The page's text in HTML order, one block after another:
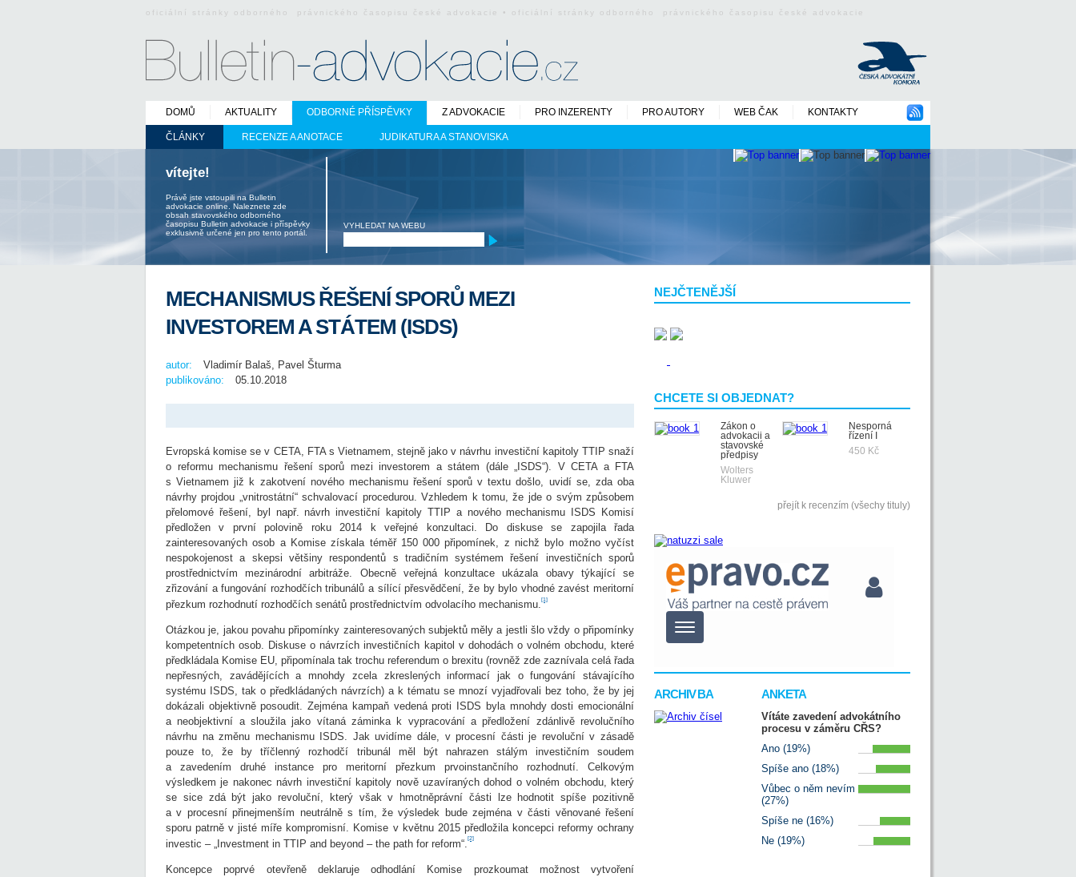
oficiální stránky odborného právnického časopisu české advokacie • oficiální stránky odborného právnického časopisu české advokacie
DOMŮ AKTUALITY ODBORNÉ PŘÍSPĚVKY
ČLÁNKY RECENZE A ANOTACE JUDIKATURA A STANOVISKA
Z ADVOKACIE PRO INZERENTY PRO AUTORY WEB ČAK KONTAKTY
vítejte!
Právě jste vstoupili na Bulletin
advokacie online. Naleznete zde
obsah stavovského odborného
časopisu Bulletin advokacie i příspěvky
exklusivně určené jen pro tento portál.
VYHLEDAT NA WEBU
NEJČTENĚJŠÍ
CHCETE SI OBJEDNAT?
Zákon o
advokacii a
stavovské
předpisy
Wolters
Kluwer
Nesporná
řízení I
450 Kč
přejít k recenzím (všechy tituly)
ARCHIV BA ANKETA
Vítáte zavedení advokátního
procesu v záměru CŘS?
Ano (19%)
Spíše ano (18%)
Vůbec o něm nevím
(27%)
Spíše ne (16%)
Ne (19%)
MECHANISMUS ŘEŠENÍ SPORŮ MEZI
INVESTOREM A STÁTEM (ISDS)
autor:
Vladimír Balaš, Pavel Šturma
publikováno:
05.10.2018
Evropská komise se v CETA, FTA s Vietnamem, stejně jako v návrhu investiční kapitoly TTIP snaží
o reformu mechanismu řešení sporů mezi investorem a státem (dále „ISDS“). V CETA a FTA
s Vietnamem již k zakotvení nového mechanismu řešení sporů v textu došlo, uvidí se, zda oba
návrhy projdou „vnitrostátní“ schvalovací procedurou. Vzhledem k tomu, že jde o svým způsobem
přelomové řešení, byl např. návrh investiční kapitoly TTIP a nového mechanismu ISDS Komisí
předložen v první polovině roku 2014 k veřejné konzultaci. Do diskuse se zapojila řada
zainteresovaných osob a Komise získala téměř 150 000 připomínek, z nichž bylo možno vyčíst
nespokojenost a skepsi většiny respondentů s tradičním systémem řešení investičních sporů
prostřednictvím mezinárodní arbitráže. Obecně veřejná konzultace ukázala obavy týkající se
zřizování a fungování rozhodčích tribunálů a sílící přesvědčení, že by bylo vhodné zavést meritorní
přezkum rozhodnutí rozhodčích senátů prostřednictvím odvolacího mechanismu.[1]
Otázkou je, jakou povahu připomínky zainteresovaných subjektů měly a jestli šlo vždy o připomínky
kompetentních osob. Diskuse o návrzích investičních kapitol v dohodách o volném obchodu, které
předkládala Komise EU, připomínala tak trochu referendum o brexitu (rovněž zde zaznívala celá řada
nepřesných, zavádějících a mnohdy zcela zkreslených informací jak o fungování stávajícího
systému ISDS, tak o předkládaných návrzích) a k tématu se mnozí vyjadřovali bez toho, že by jej
dokázali objektivně posoudit. Zejména kampaň vedená proti ISDS byla mnohdy dosti emocionální
a neobjektivní a sloužila jako vítaná záminka k vypracování a předložení zdánlivě revolučního
návrhu na změnu mechanismu ISDS. Jak uvidíme dále, v procesní části je revoluční v zásadě
pouze to, že by tříčlenný rozhodčí tribunál měl být nahrazen stálým investičním soudem
a zavedením druhé instance pro meritorní přezkum prvoinstančního rozhodnutí. Celkovým
výsledkem je nakonec návrh investiční kapitoly nově uzavíraných dohod o volném obchodu, který
se sice zdá být jako revoluční, který však v hmotněprávní části lze hodnotit spíše pozitivně
a v procesní přinejmenším neutrálně s tím, že výsledek bude zejména v části věnované řešení
sporu patrně v jisté míře kompromisní. Komise v květnu 2015 předložila koncepci reformy ochrany
investic – „Investment in TTIP and beyond – the path for reform“. [2]
Koncepce poprvé otevřeně deklaruje odhodlání Komise prozkoumat možnost vytvoření